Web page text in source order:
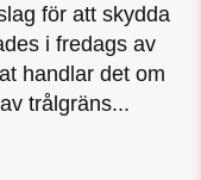
Tipsa oss
för att skydda
i fredags av
handlar det om
trålgräns...
Sedan
redaktion
genom
Nu
– och vi